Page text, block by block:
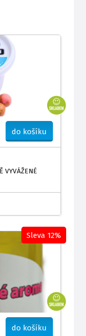
do košíku
VYVÁŽENÉ
do košíku
Sleva 12%